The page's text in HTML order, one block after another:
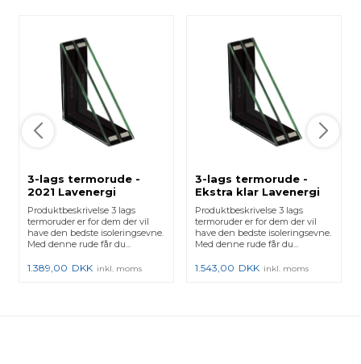
3-lags termorude -
2021 Lavenergi
Produktbeskrivelse 3 lags
termoruder er for dem der vil
have den bedste isoleringsevne.
Med denne rude får du...
1.389,00 DKK inkl. moms
3-lags termorude -
Ekstra klar Lavenergi
Produktbeskrivelse 3 lags
termoruder er for dem der vil
have den bedste isoleringsevne.
Med denne rude får du...
1.543,00 DKK inkl. moms